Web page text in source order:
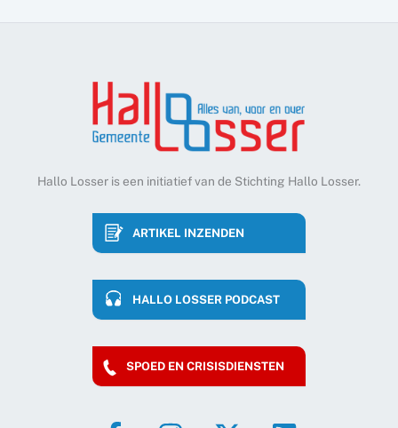
Hallo Losser is een initiatief van de Stichting Hallo Losser.
ARTIKEL INZENDEN
HALLO LOSSER PODCAST
SPOED EN CRISISDIENSTEN